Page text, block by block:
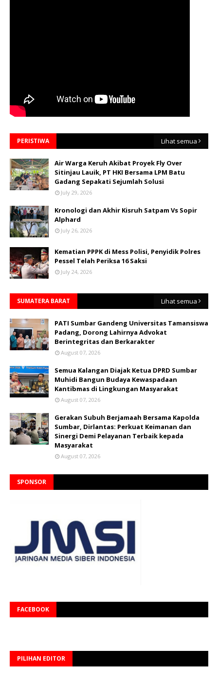
PERISTIWA Lihat semua
Air Warga Keruh Akibat Proyek Fly Over
Sitinjau Lauik, PT HKI Bersama LPM Batu
Gadang Sepakati Sejumlah Solusi
July 29, 2026
Kronologi dan Akhir Kisruh Satpam Vs Sopir
Alphard
July 26, 2026
Kematian PPPK di Mess Polisi, Penyidik Polres
Pessel Telah Periksa 16 Saksi
July 24, 2026
SUMATERA BARAT Lihat semua
PATI Sumbar Gandeng Universitas Tamansiswa
Padang, Dorong Lahirnya Advokat
Berintegritas dan Berkarakter
August 07, 2026
Semua Kalangan Diajak Ketua DPRD Sumbar
Muhidi Bangun Budaya Kewaspadaan
Kantibmas di Lingkungan Masyarakat
August 07, 2026
Gerakan Subuh Berjamaah Bersama Kapolda
Sumbar, Dirlantas: Perkuat Keimanan dan
Sinergi Demi Pelayanan Terbaik kepada
Masyarakat
August 07, 2026
SPONSOR
FACEBOOK
PILIHAN EDITOR